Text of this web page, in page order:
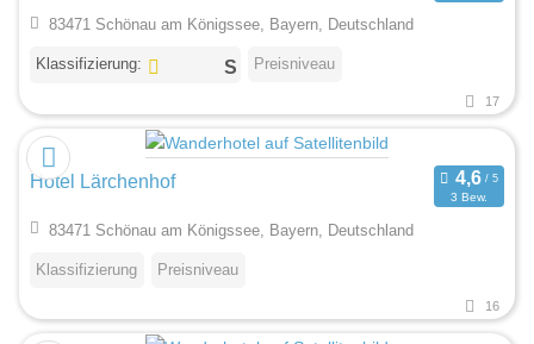
83471 Schönau am Königssee, Bayern, Deutschland
Klassifizierung: Preisniveau
17
Hotel Lärchenhof
3 Bew.
83471 Schönau am Königssee, Bayern, Deutschland
Klassifizierung Preisniveau
16